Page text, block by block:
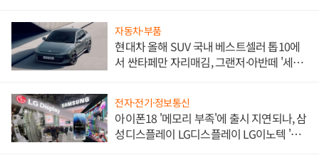
자동차·부품
현대차 올해 SUV 국내 베스트셀러 톱10에
서 싼타페만 자리매김, 그랜저·아반떼 '세단
전자·전기·정보통신
아이폰18 '메모리 부족'에 출시 지연되나, 삼
성디스플레이 LG디스플레이 LG이노텍 '탈